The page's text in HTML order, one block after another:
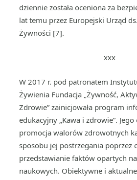
dziennie została oceniona za
lat temu przez Europejski Urząd
Żywności [7].
xxx
W 2017 r. pod patronatem
Żywienia Fundacja „Żywność,
Zdrowie” zainicjowała program
edukacyjny „Kawa i zdrowie”.
promocja walorów zdrowotnych
sposobu jej postrzegania poprzez
przedstawianie faktów opartych
naukowych. Obiektywne i